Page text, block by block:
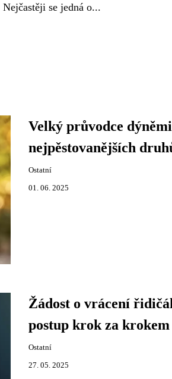
Nejčastěji se jedná o...
Velký průvodce
nejpěstovanějších
Ostatní
01. 06. 2025
Žádost o vrácení
postup krok za krokem
Ostatní
27. 05. 2025